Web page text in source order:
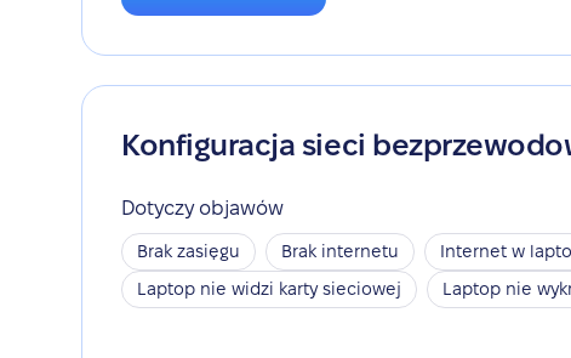
Konfiguracja sieci
Dotyczy objawów
Brak zasięgu Brak internetu
Internet w
Laptop nie widzi karty sieciowej
Laptop nie